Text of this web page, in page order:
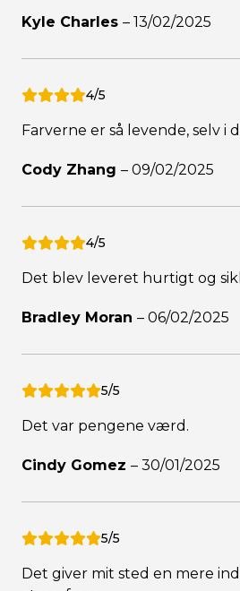
Kyle Charles – 13/02/2025
4/5
Farverne er så levende, selv i
Cody Zhang – 09/02/2025
4/5
Det blev leveret hurtigt og
Bradley Moran – 06/02/2025
5/5
Det var pengene værd.
Cindy Gomez – 30/01/2025
5/5
Det giver mit sted en mere